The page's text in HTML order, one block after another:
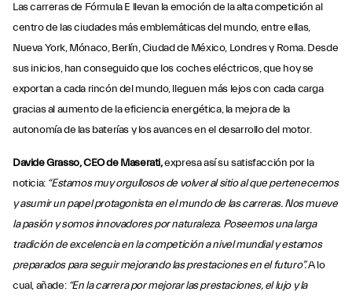
Las carreras de Fórmula E llevan la emoción de la alta competición al
centro de las ciudades más emblemáticas del mundo, entre ellas,
Nueva York, Mónaco, Berlín, Ciudad de México, Londres y Roma. Desde
sus inicios, han conseguido que los coches eléctricos, que hoy se
exportan a cada rincón del mundo, lleguen más lejos con cada carga
gracias al aumento de la eficiencia energética, la mejora de la
autonomía de las baterías y los avances en el desarrollo del motor.
Davide Grasso, CEO de Maserati,expresa así su satisfacción por la
noticia:“Estamos muy orgullosos de volver al sitio al que pertenecemos
y asumir un papel protagonista en el mundo de las carreras. Nos mueve
la pasión y somos innovadores por naturaleza. Poseemos una larga
tradición de excelencia en la competición a nivel mundial y estamos
preparados para seguir mejorando las prestaciones en el futuro”.A lo
cual, añade: “En la carrera por mejorar las prestaciones, el lujo y la